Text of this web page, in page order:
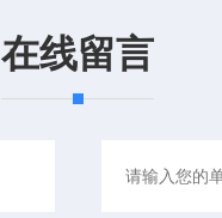
在线留言